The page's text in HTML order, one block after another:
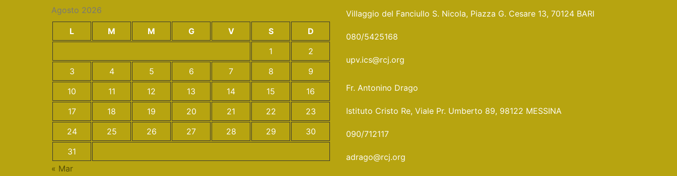
Agosto 2026
L M M G V S
D
1
2
3
4 5 6 7 8
9
10
11 12 13 14 15
16
17
18 19 20 21 22
23
24
25 26 27 28 29
30
31
« Mar
Villaggio del Fanciullo S. Nicola, Piazza G. Cesare 13, 70124 BARI
080/5425168
upv.ics@rcj.org
Fr. Antonino Drago
Istituto Cristo Re, Viale Pr. Umberto 89, 98122 MESSINA
090/712117
adrago@rcj.org